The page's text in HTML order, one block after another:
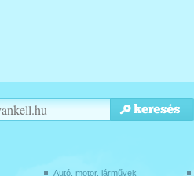
Autó, motor, járművek